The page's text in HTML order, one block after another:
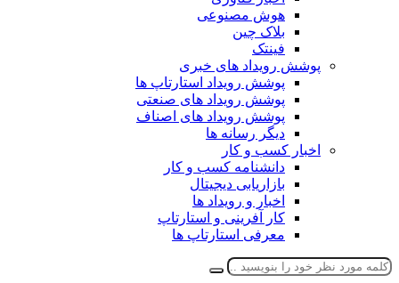
هوش مصنوعی
بلاک چین
فینتک
پوشش رویداد های خبری
پوشش رویداد استارتاپ ها
پوشش رویداد های صنعتی
پوشش رویداد های اصناف
دیگر رسانه ها
اخبار کسب و کار
دانشنامه کسب و کار
بازاریابی دیجیتال
اخبار و رویداد ها
کار آفرینی و استارتاپ
معرفی استارتاپ ها